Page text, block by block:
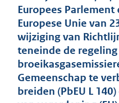
Europees Parlement
Europese Unie van
wijziging van
teneinde de
Gemeenschap te
breiden (PbEU L